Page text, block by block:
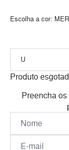
Escolha a cor:
Produto
Preencha